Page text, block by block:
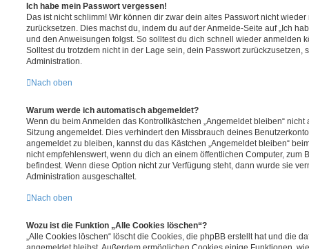
Ich habe mein Passwort vergessen!
Das ist nicht schlimm! Wir können dir zwar dein altes Passwort nicht
zurücksetzen. Dies machst du, indem du auf der Anmelde-Seite auf „Ich
und den Anweisungen folgst. So solltest du dich schnell wieder anmelden
Solltest du trotzdem nicht in der Lage sein, dein Passwort zurückzusetzen,
Administration.
Nach oben
Warum werde ich automatisch abgemeldet?
Wenn du beim Anmelden das Kontrollkästchen „Angemeldet bleiben“
Sitzung angemeldet. Dies verhindert den Missbrauch deines
angemeldet zu bleiben, kannst du das Kästchen „Angemeldet bleiben“
nicht empfehlenswert, wenn du dich an einem öffentlichen Computer, zum
befindest. Wenn diese Option nicht zur Verfügung steht, dann wurde sie
Administration ausgeschaltet.
Nach oben
Wozu ist die Funktion „Alle Cookies löschen“?
„Alle Cookies löschen“ löscht die Cookies, die phpBB erstellt hat und die